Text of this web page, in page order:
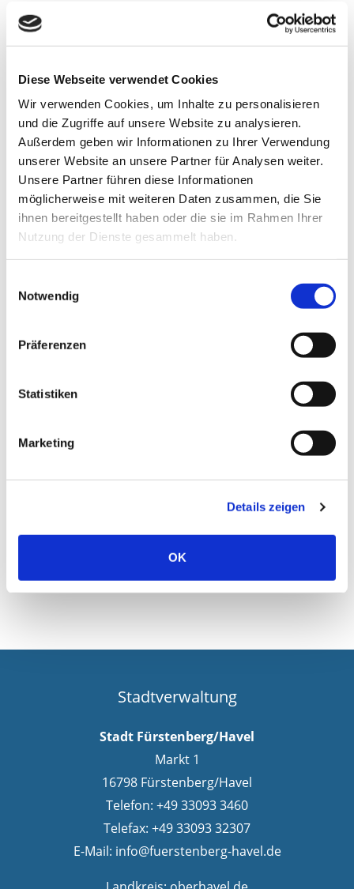
Diese Webseite verwendet Cookies
Wir verwenden Cookies, um Inhalte zu personalisieren
und die Zugriffe auf unsere Website zu analysieren.
Außerdem geben wir Informationen zu Ihrer Verwendung
unserer Website an unsere Partner für Analysen weiter.
Unsere Partner führen diese Informationen
möglicherweise mit weiteren Daten zusammen, die Sie
ihnen bereitgestellt haben oder die sie im Rahmen Ihrer
Nutzung der Dienste gesammelt haben.
Notwendig
Präferenzen
Statistiken
Marketing
Details zeigen
OK
ab 15.10. die Ortsteile Bredereiche, Zootzen,
In diesem Zeitraum kann es zeitweise zu
Druckschwankungen und Trübungserscheinungen bei
der Trinkwasserversorgung kommen. Die bräunliche
Verfärbung wird durch eisenhaltige Ablagerungen
hervorgerufen, die zwar nicht schön, aber
gesundheitlich unbedenklich sind.
Für die mit der Rohrnetzspülung verbundenen
Beeinträchtigungen bittet der städtische
Verständnis.
Stadtverwaltung
Stadt Fürstenberg/Havel
Markt 1
16798 Fürstenberg/Havel
Telefon: +49 33093 3460
Telefax: +49 33093 32307
E-Mail: info@fuerstenberg-havel.de